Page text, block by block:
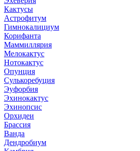
Кактусы
Астрофитум
Гимнокалициум
Корифанта
Маммиллярия
Мелокактус
Нотокактус
Опунция
Сулькоребуция
Эуфорбия
Эхинокактус
Эхинопсис
Орхидеи
Брассия
Ванда
Дендробиум